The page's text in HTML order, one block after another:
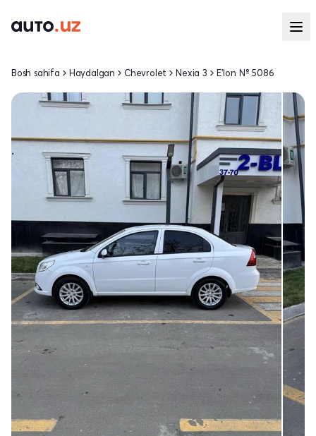
Bosh sahifa Haydalgan Chevrolet Nexia 3 E'lon № 5086